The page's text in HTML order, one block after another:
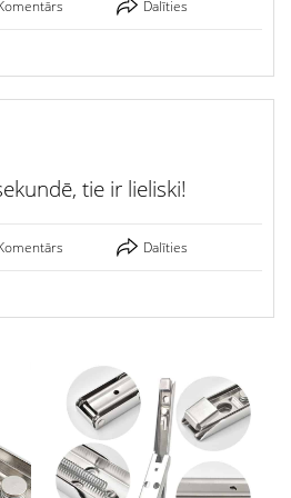
Dalīties
tie ir lieliski!
Dalīties